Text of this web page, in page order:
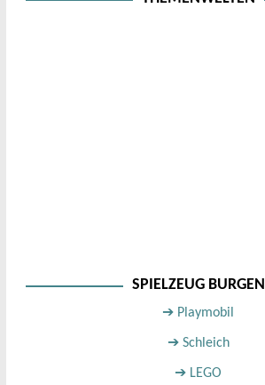
SPIELZEUG BURGEN
➔ Playmobil
➔ Schleich
➔ LEGO